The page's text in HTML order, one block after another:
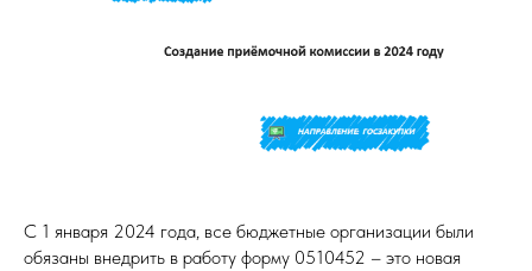
С 1 января 2024 года, все бюджетные организации были
обязаны внедрить в работу форму 0510452 – это новая